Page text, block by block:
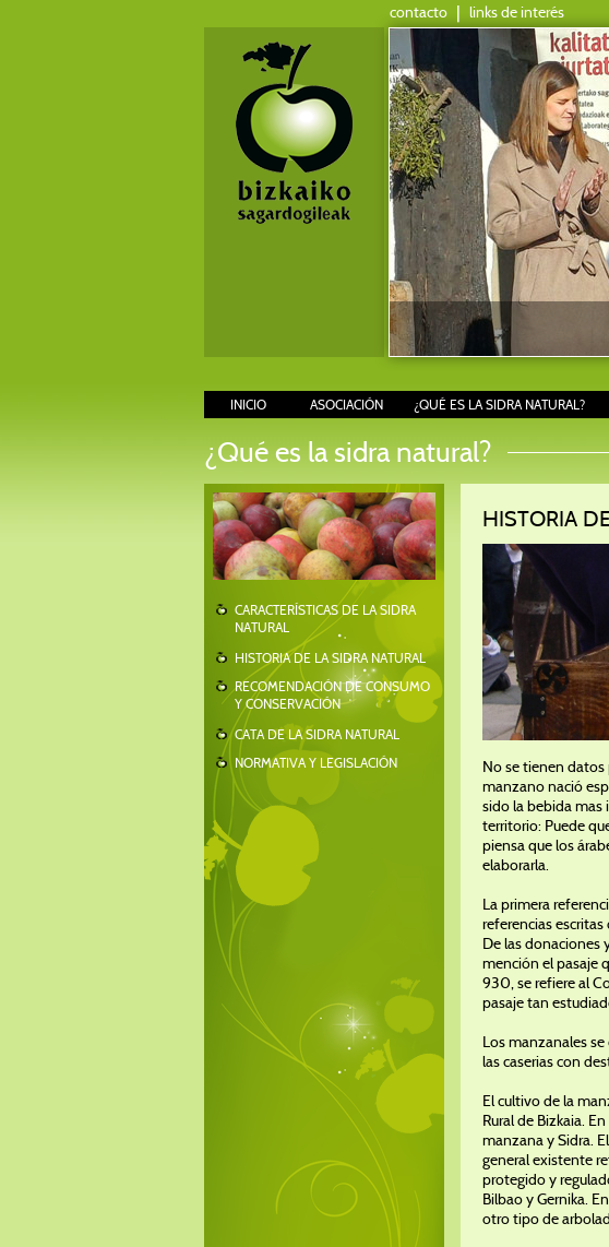
contacto | links de interés
INICIO ASOCIACIÓN ¿QUÉ ES LA SIDRA NATURAL?
¿Qué es la sidra natural?
CARACTERÍSTICAS DE LA SIDRA
NATURAL
HISTORIA DE LA SIDRA NATURAL
RECOMENDACIÓN DE CONSUMO
Y CONSERVACIÓN
CATA DE LA SIDRA NATURAL
NORMATIVA Y LEGISLACIÓN
HISTORIA
No se tienen datos
manzano nació
sido la bebida mas
territorio: Puede
piensa que los
elaborarla.
La primera
referencias
De las donaciones
mención el pasaje
930, se refiere al
pasaje tan
Los manzanales
las caserias con
El cultivo de la
Rural de Bizkaia.
manzana y Sidra.
general existente
protegido y
Bilbao y Gernika.
otro tipo de